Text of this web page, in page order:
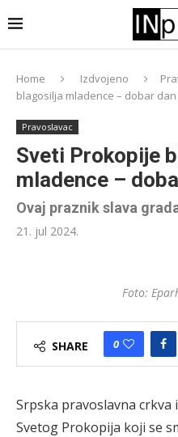
Home Izdvojeno
blagosilja mladence – dobar
Pravoslavac
Sveti Prokopije
mladence –
Ovaj praznik slava
21. jul 2024.
Foto:
SHARE 0
Srpska pravoslavna crkva
Svetog Prokopija koji se